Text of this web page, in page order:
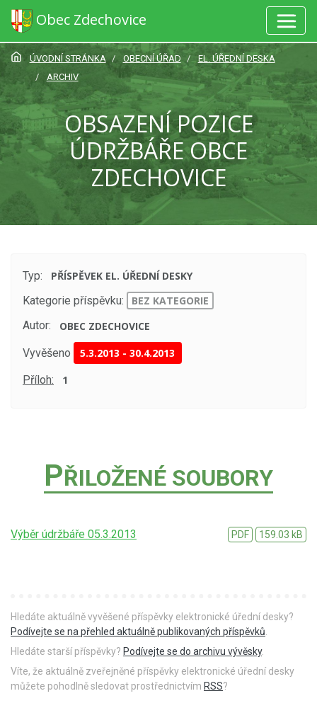
Obec Zdechovice
ÚVODNÍ STRÁNKA OBECNÍ ÚŘAD
EL. ÚŘEDNÍ DESKA
ARCHIV
OBSAZENÍ POZICE
ÚDRŽBÁŘE OBCE
ZDECHOVICE
Typ:
PŘÍSPĚVEK EL. ÚŘEDNÍ DESKY
Kategorie příspěvku:
BEZ KATEGORIE
Autor:
OBEC ZDECHOVICE
Vyvěšeno 5.3.2013 -30.4.2013
Příloh: 1
PŘILOŽENÉ SOUBORY
Výběr údržbáře 05.3.2013 PDF 159.03 kB
Hledáte aktuálně vyvěšené příspěvky elektronické úřední desky?
Podívejte se na přehled aktuálně publikovaných příspěvků
Hledáte starší příspěvky? Podívejte se do archivu vývěsky.
Víte, že aktuálně zveřejněné příspěvky elektronické úřední desky
můžete pohodlně sledovat prostřednictvím RSS?